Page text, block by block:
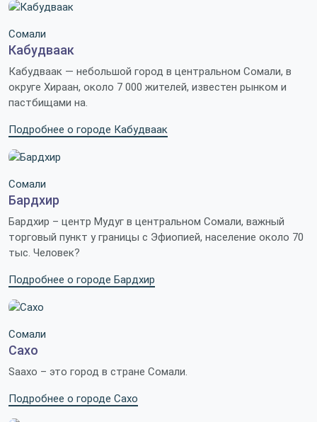
Сомали
Кабудваак
Кабудваак — небольшой город в центральном Сомали, в
округе Хираан, около 7 000 жителей, известен рынком и
пастбищами на.
Подробнее о городе Кабудваак
Сомали
Бардхир
Бардхир – центр Мудуг в центральном Сомали, важный
торговый пункт у границы с Эфиопией, население около 70
тыс. Человек?
Подробнее о городе Бардхир
Сомали
Сахо
Saaxo – это город в стране Сомали.
Подробнее о городе Сахо